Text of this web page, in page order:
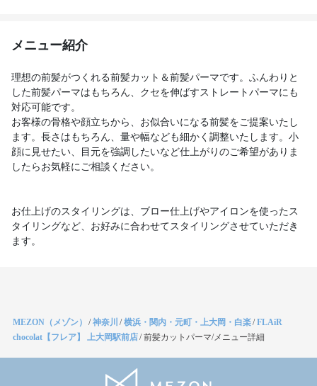
メニュー紹介
理想の前髪がつくれる前髪カット＆前髪パーマです。ふんわりと
した前髪パーマはもちろん、クセを伸ばすストレートパーマにも
対応可能です。
お客様の骨格や顔立ちから、お似合いになる前髪をご提案いたし
ます。長さはもちろん、量や幅なども細かく調整いたします。小
顔に見せたい、目元を強調したいなど仕上がりのご希望がありま
したらお気軽にご相談ください。
お仕上げのスタイリングは、ブロー仕上げやアイロンを使ったス
タイリングなど、お好みに合わせてスタイリングさせていただき
ます。
MEZON（メゾン） /神奈川 /横浜・関内・元町・上大岡・白楽/FLAiR
chocolat【フレア】 上大岡駅前店/前髪カットパーマ/メニュー詳細